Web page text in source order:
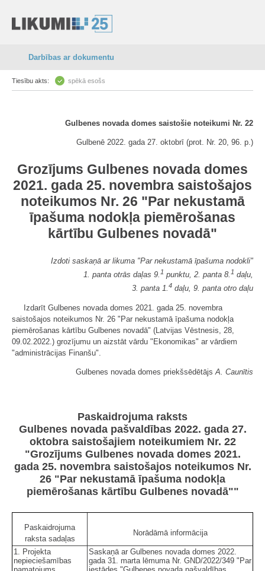
Darbības ar dokumentu
Tiesību akts: spēkā esošs
Gulbenes novada domes saistošie noteikumi Nr. 22
Gulbenē 2022. gada 27. oktobrī (prot. Nr. 20, 96. p.)
Grozījums Gulbenes novada domes
2021. gada 25. novembra saistošajos
noteikumos Nr. 26 "Par nekustamā
īpašuma nodokļa piemērošanas
kārtību Gulbenes novadā"
Izdoti saskaņā ar likuma "Par nekustamā īpašuma nodokli"
1. panta otrās daļas 9. 1 punktu, 2. panta 8. 1 daļu,
3. panta 1.4 daļu, 9. panta otro daļu
Izdarīt Gulbenes novada domes 2021. gada 25. novembra
saistošajos noteikumos Nr. 26 "Par nekustamā īpašuma nodokļa
piemērošanas kārtību Gulbenes novadā" (Latvijas Vēstnesis, 28,
09.02.2022.) grozījumu un aizstāt vārdu "Ekonomikas" ar vārdiem
"administrācijas Finanšu".
Gulbenes novada domes priekšsēdētājs A. Caunītis
Paskaidrojuma raksts
Gulbenes novada pašvaldības 2022. gada 27.
oktobra saistošajiem noteikumiem Nr. 22
"Grozījums Gulbenes novada domes 2021.
gada 25. novembra saistošajos noteikumos Nr.
26 "Par nekustamā īpašuma nodokļa
piemērošanas kārtību Gulbenes novadā""
Paskaidrojuma
raksta sadaļas
Norādāmā informācija
1. Projekta
nepieciešamības
Saskaņā ar Gulbenes novada domes 2022.
gada 31. marta lēmuma Nr. GND/2022/349 "Par